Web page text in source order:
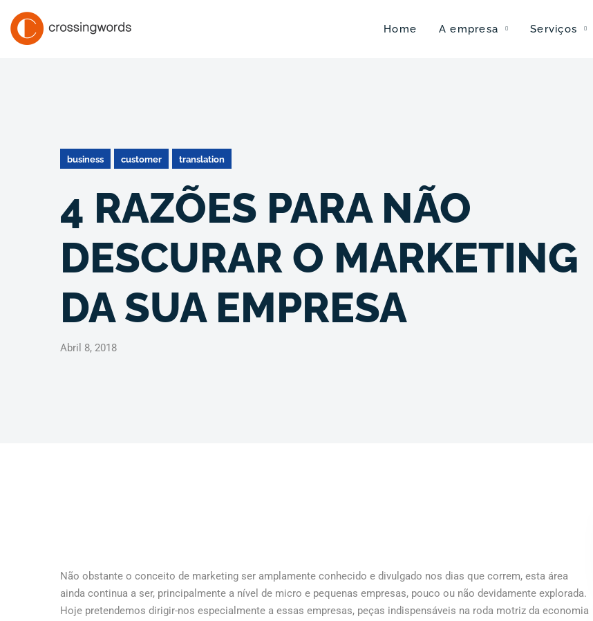
Home A empresa Serviços
business customer translation
4 RAZÕES PARA NÃO
DESCURAR O MARKETING
DA SUA EMPRESA
Abril 8, 2018
Não obstante o conceito de marketing ser amplamente conhecido e divulgado nos dias que correm, esta área
ainda continua a ser, principalmente a nível de micro e pequenas empresas, pouco ou não devidamente explorada.
Hoje pretendemos dirigir-nos especialmente a essas empresas, peças indispensáveis na roda motriz da economia